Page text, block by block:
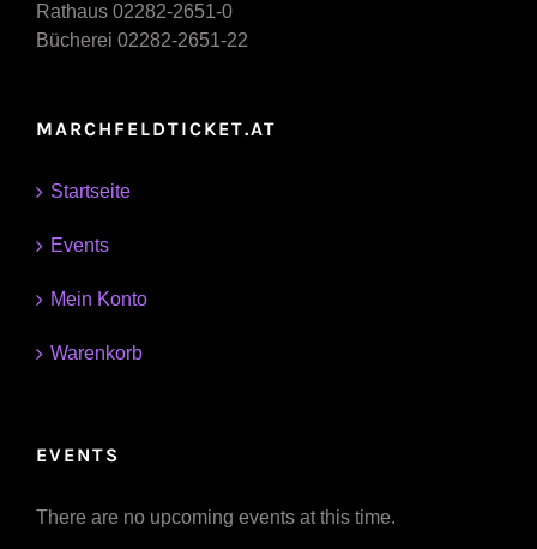
Rathaus 02282-2651-0
Bücherei 02282-2651-22
MARCHFELDTICKET.AT
Startseite
Events
Mein Konto
Warenkorb
EVENTS
There are no upcoming events at this time.